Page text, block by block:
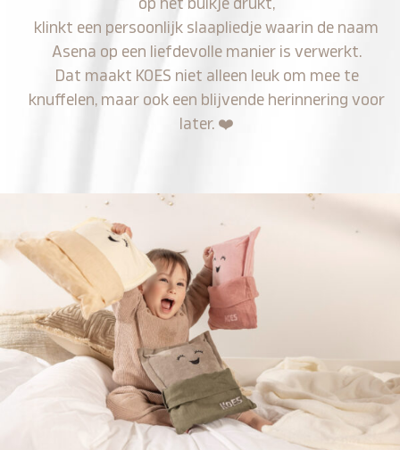
op het buikje drukt,
klinkt een persoonlijk slaapliedje waarin de naam
Asena op een liefdevolle manier is verwerkt.
Dat maakt KOES niet alleen leuk om mee te
knuffelen, maar ook een blijvende herinnering voor
later. ❤️